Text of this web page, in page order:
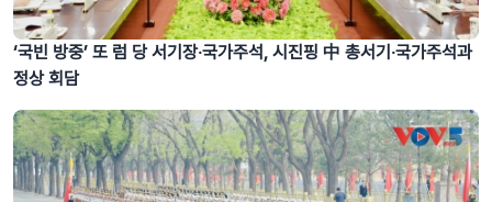
‘국빈 방중’ 또 럼 당 서기장‧국가주석, 시진핑 中 총서기‧국가주석과
정상 회담